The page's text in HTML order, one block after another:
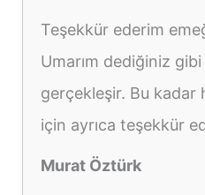
Teşekkür ederim
Umarım dediğiniz
gerçekleşir. Bu kadar
için ayrıca teşekkür
Murat Öztürk